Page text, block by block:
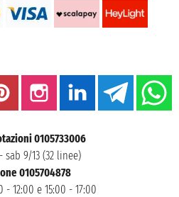
0105733006
sab 9/13 (32 linee)
0105704878
12:00 e 15:00 - 17:00